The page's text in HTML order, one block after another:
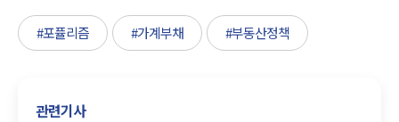
#포퓰리즘 #가계부채 #부동산정책
관련기사